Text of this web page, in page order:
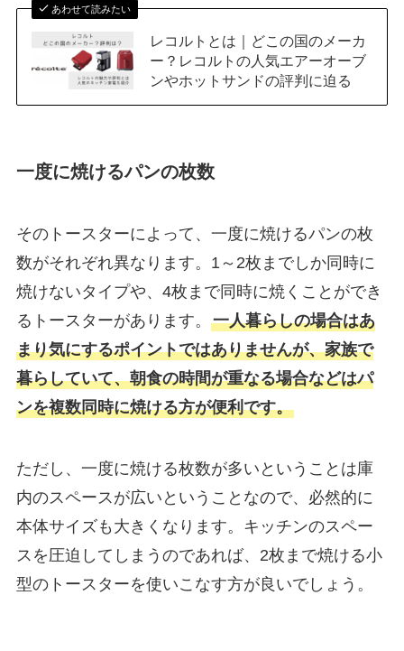
あわせて読みたい
レコルトとは｜どこの国のメーカ
ー？レコルトの人気エアーオーブ
ンやホットサンドの評判に迫る
一度に焼けるパンの枚数
そのトースターによって、一度に焼けるパンの枚
数がそれぞれ異なります。1～2枚までしか同時に
焼けないタイプや、4枚まで同時に焼くことができ
るトースターがあります。 一人暮らしの場合はあ
まり気にするポイントではありませんが、家族で
暮らしていて、朝食の時間が重なる場合などはパ
ンを複数同時に焼ける方が便利です。
ただし、一度に焼ける枚数が多いということは庫
内のスペースが広いということなので、必然的に
本体サイズも大きくなります。キッチンのスペー
スを圧迫してしまうのであれば、2枚まで焼ける小
型のトースターを使いこなす方が良いでしょう。